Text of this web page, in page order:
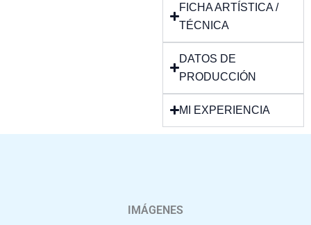
FICHA ARTÍSTICA /
TÉCNICA
DATOS DE
PRODUCCIÓN
MI EXPERIENCIA
IMÁGENES